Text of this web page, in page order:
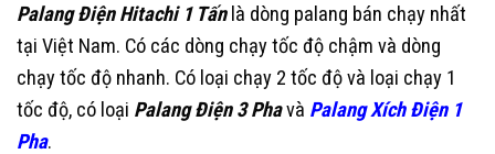
Palang Điện Hitachi 1 Tấnlà dòng palang bán chạy nhất
tại Việt Nam. Có các dòng chạy tốc độ chậm và dòng
chạy tốc độ nhanh. Có loại chạy 2 tốc độ và loại chạy 1
tốc độ, có loại Palang Điện 3 Phavà Palang Xích Điện 1
Pha.